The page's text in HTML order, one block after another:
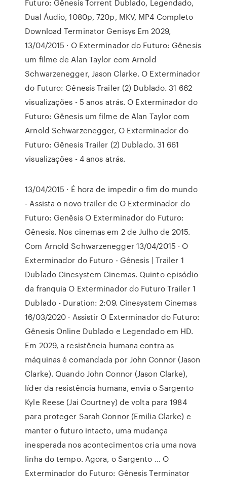
Futuro: Gênesis Torrent Dublado, Legendado,
Dual Áudio, 1080p, 720p, MKV, MP4 Completo
Download Terminator Genisys Em 2029,
13/04/2015 · O Exterminador do Futuro: Gênesis
um filme de Alan Taylor com Arnold
Schwarzenegger, Jason Clarke. O Exterminador
do Futuro: Gênesis Trailer (2) Dublado. 31 662
visualizações - 5 anos atrás. O Exterminador do
Futuro: Gênesis um filme de Alan Taylor com
Arnold Schwarzenegger, O Exterminador do
Futuro: Gênesis Trailer (2) Dublado. 31 661
visualizações - 4 anos atrás.
13/04/2015 · É hora de impedir o fim do mundo
- Assista o novo trailer de O Exterminador do
Futuro: Genêsis O Exterminador do Futuro:
Gênesis. Nos cinemas em 2 de Julho de 2015.
Com Arnold Schwarzenegger 13/04/2015 · O
Exterminador do Futuro - Gênesis | Trailer 1
Dublado Cinesystem Cinemas. Quinto episódio
da franquia O Exterminador do Futuro Trailer 1
Dublado - Duration: 2:09. Cinesystem Cinemas
16/03/2020 · Assistir O Exterminador do Futuro:
Gênesis Online Dublado e Legendado em HD.
Em 2029, a resistência humana contra as
máquinas é comandada por John Connor (Jason
Clarke). Quando John Connor (Jason Clarke),
líder da resistência humana, envia o Sargento
Kyle Reese (Jai Courtney) de volta para 1984
para proteger Sarah Connor (Emilia Clarke) e
manter o futuro intacto, uma mudança
inesperada nos acontecimentos cria uma nova
linha do tempo. Agora, o Sargento … O
Exterminador do Futuro: Gênesis Terminator